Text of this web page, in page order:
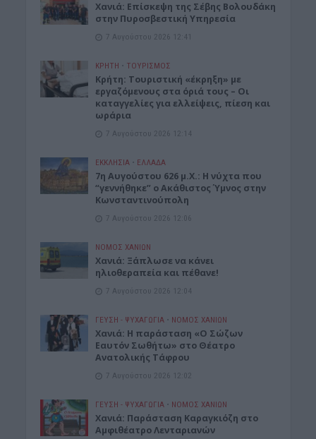
Xανιά: Επίσκεψη της Σέβης Βολουδάκη
στην Πυροσβεστική Υπηρεσία
7 Αυγούστου 2026 12:41
ΚΡΗΤΗ • ΤΟΥΡΙΣΜΟΣ
Κρήτη: Τουριστική «έκρηξη» με
εργαζόμενους στα όριά τους – Οι
καταγγελίες για ελλείψεις, πίεση και
ωράρια
7 Αυγούστου 2026 12:14
ΕΚΚΛΗΣΙΑ • ΕΛΛΑΔΑ
7η Αυγούστου 626 μ.Χ.: Η νύχτα που
“γεννήθηκε” ο Ακάθιστος Ύμνος στην
Κωνσταντινούπολη
7 Αυγούστου 2026 12:06
ΝΟΜΌΣ ΧΑΝΊΩΝ
Χανιά: Ξάπλωσε να κάνει
ηλιοθεραπεία και πέθανε!
7 Αυγούστου 2026 12:04
ΓΕΎΣΗ - ΨΥΧΑΓΩΓΊΑ • ΝΟΜΌΣ ΧΑΝΊΩΝ
Χανιά: Η παράσταση «Ο Σώζων
Εαυτόν Σωθήτω» στο Θέατρο
Ανατολικής Τάφρου
7 Αυγούστου 2026 12:02
ΓΕΎΣΗ - ΨΥΧΑΓΩΓΊΑ • ΝΟΜΌΣ ΧΑΝΊΩΝ
Xανιά: Παράσταση Καραγκιόζη στο
Αμφιθέατρο Λενταριανών